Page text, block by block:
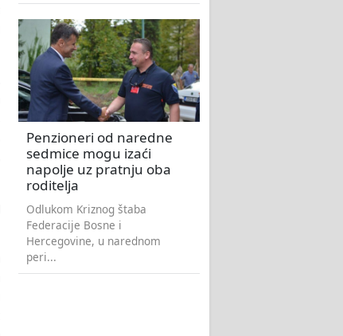
Penzioneri od naredne
sedmice mogu izaći
napolje uz pratnju oba
roditelja
Odlukom Kriznog štaba
Federacije Bosne i
Hercegovine, u narednom
peri...